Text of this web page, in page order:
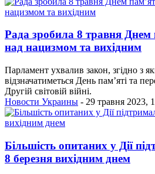
Рада зробила 8 травня Днем
над нацизмом та вихідним
Парламент ухвалив закон, згідно з
відзначатиметься День памʼяті та
Другій світовій війні.
Новости Украины - 29 травня 2023,
Більшість опитаних у Дії
8 березня вихідним днем